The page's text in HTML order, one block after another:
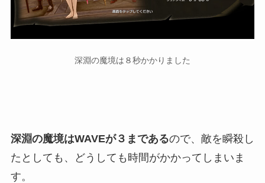
深淵の魔境は８秒かかりました
深淵の魔境はWAVEが３まであるので、敵を瞬殺し
たとしても、どうしても時間がかかってしまいま
す。